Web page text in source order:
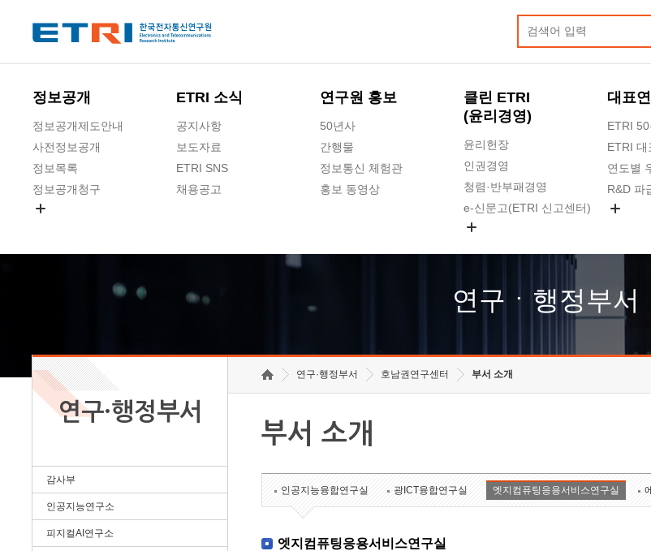
정보공개
정보공개제도안내
사전정보공개
정보목록
정보공개청구
ETRI 소식
공지사항
보도자료
ETRI SNS
채용공고
연구원 홍보
50년사
간행물
정보통신 체험관
홍보 동영상
클린 ETRI
(윤리경영)
윤리헌장
인권경영
청렴·반부패경영
e-신문고(ETRI 신고센터)
고객의소리
수의계약 현황
대표
ETRI
ETRI 대
연도별
R&D 파
연구ㆍ행정부서
연구·행정부서
감사부
인공지능연구소
피지컬AI연구소
연구·행정부서 호남권연구센터 부서 소개
부서 소개
인공지능융합연구실 광ICT융합연구실 엣지컴퓨팅응용서비스연구실
엣지컴퓨팅응용서비스연구실